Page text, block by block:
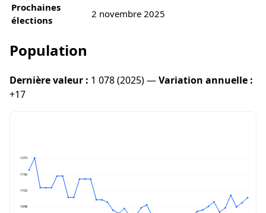
Prochaines
élections
2 novembre 2025
Population
Dernière valeur : 1 078 (2025) —Variation annuelle :
+17
1210
1156
1102
1048